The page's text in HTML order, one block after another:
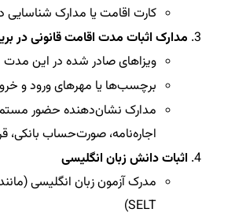
کارت اقامت یا مدارک شناسایی
مدارک اثبات مدت اقامت قانونی در
ویزاهای صادر شده در این مدت
برچسب‌ها یا مهرهای ورود و
مدارک نشان‌دهنده حضور
اجاره‌نامه، صورت‌حساب بانکی،
اثبات دانش زبان انگلیسی
SELT)